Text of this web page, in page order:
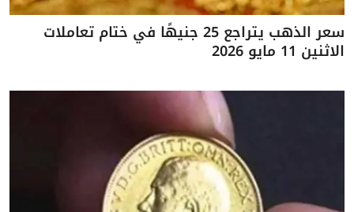
سعر الذهب يتراجع 25 جنيهًا في ختام تعاملات
الاثنين 11 مايو 2026